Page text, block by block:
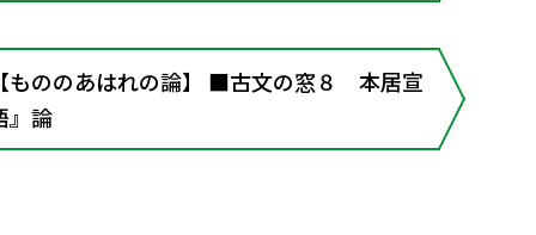
もののあはれの論】 ■古文の窓８ 本居宣
』論